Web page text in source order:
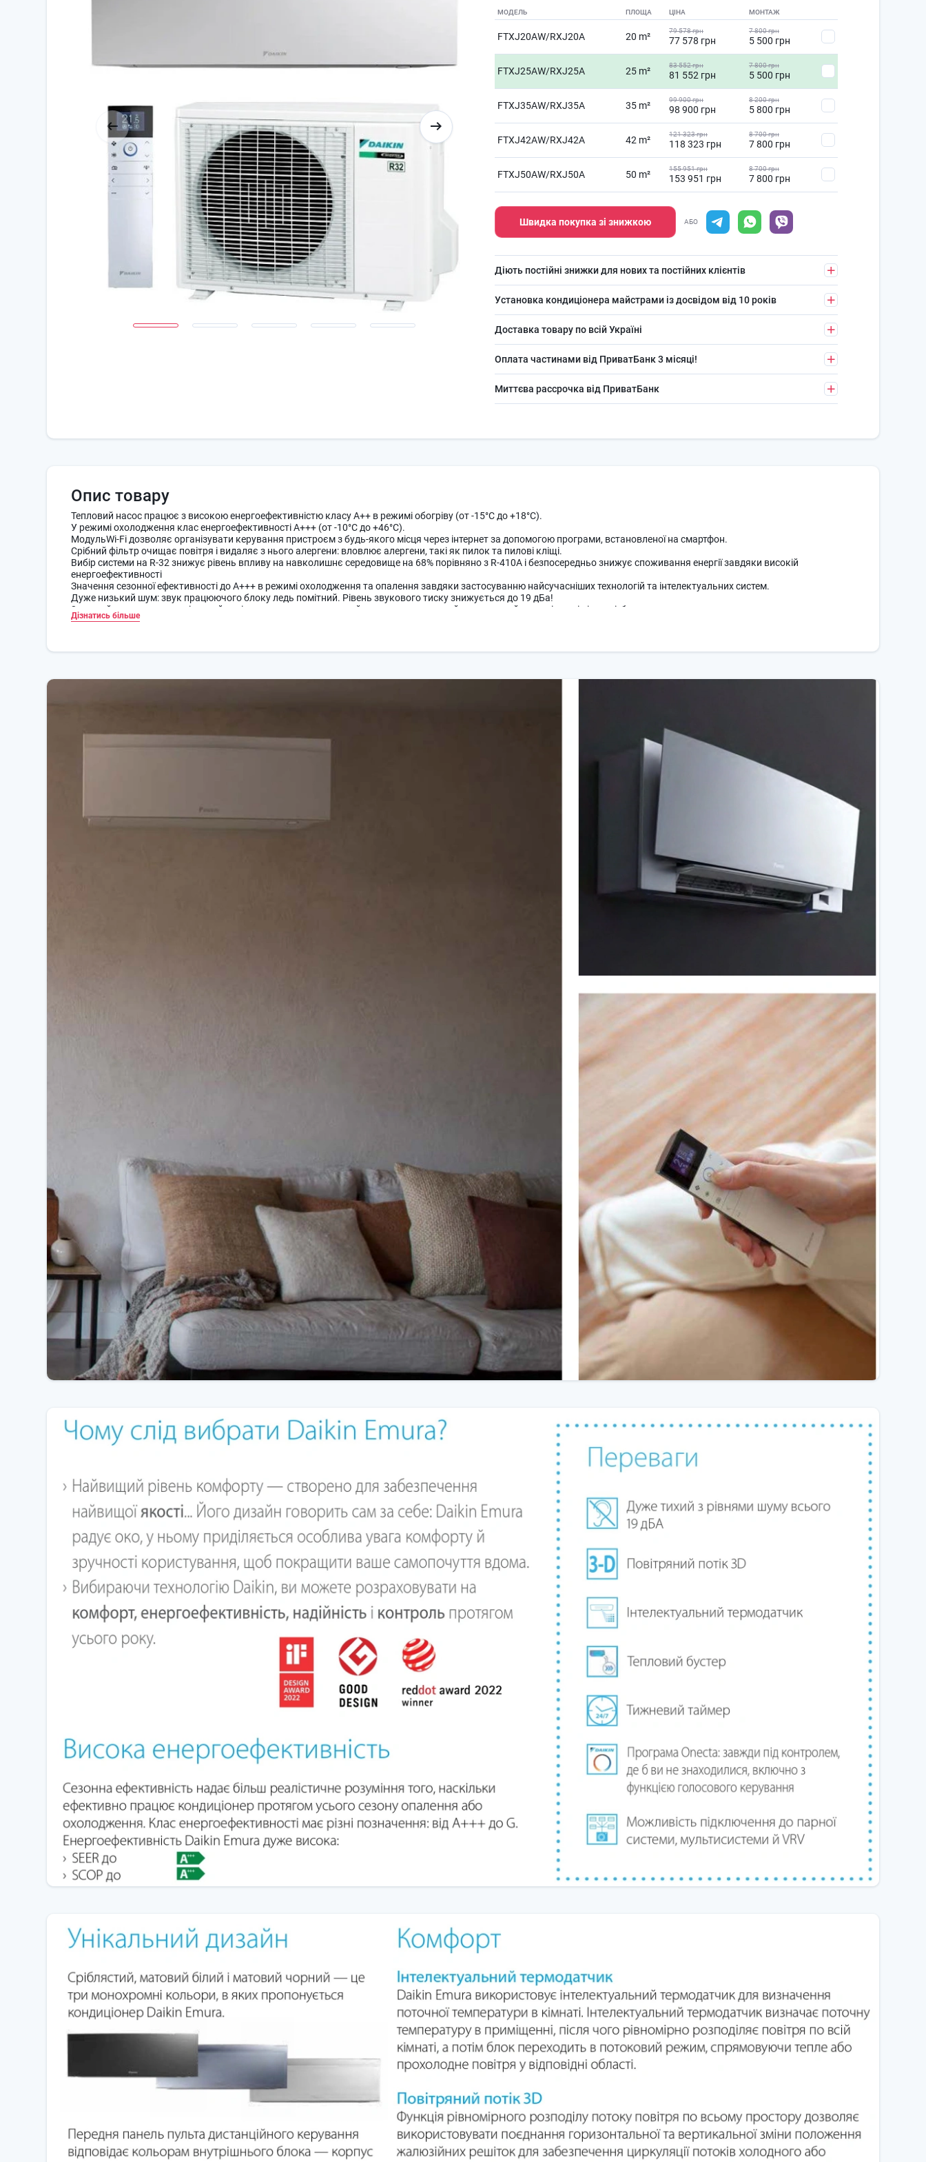
МОДЕЛЬ ПЛОЩА ЦІНА МОНТАЖ
FTXJ20AW/RXJ20A 20 m²
79 578 грн
77 578 грн
7 800 грн
5 500 грн
FTXJ25AW/RXJ25A 25 m²
83 552 грн
81 552 грн
7 800 грн
5 500 грн
FTXJ35AW/RXJ35A 35 m²
99 900 грн
98 900 грн
8 200 грн
5 800 грн
FTXJ42AW/RXJ42A 42 m²
121 323 грн
118 323 грн
8 700 грн
7 800 грн
FTXJ50AW/RXJ50A 50 m²
155 951 грн
153 951 грн
8 700 грн
7 800 грн
Швидка покупка зі знижкою АБО
Діють постійні знижки для нових та постійних клієнтів
Установка кондиціонера майстрами із досвідом від 10 років
Доставка товару по всій Україні
Оплата частинами від ПриватБанк 3 місяці!
Миттєва рассрочка від ПриватБанк
Опис товару
Тепловий насос працює з високою енергоефективністю класу A++ в режимі обогріву (от -15°C до +18°C).
У режимі охолодження клас енергоефективності A+++ (от -10°C до +46°C).
МодульWi-Fi дозволяє організувати керування пристроєм з будь-якого місця через інтернет за допомогою програми, встановленої на смартфон.
Срібний фільтр очищає повітря і видаляє з нього алергени: вловлює алергени, такі як пилок та пилові кліщі.
Вибір системи на R-32 знижує рівень впливу на навколишнє середовище на 68% порівняно з R-410A і безпосередньо знижує споживання енергії завдяки високій
енергоефективності
Значення сезонної ефективності до A+++ в режимі охолодження та опалення завдяки застосуванню найсучасніших технологій та інтелектуальних систем.
Дуже низький шум: звук працюючого блоку ледь помітний. Рівень звукового тиску знижується до 19 дБа!
2-зонний датчик руху: повітряний потік прямує до зони, де в цей момент немає людей; якщо людей у ​​приміщенні відсутні, блок автоматично перемикається в
енергоефективний режим.
Дізнатись більше